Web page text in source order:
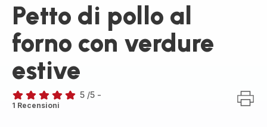
Petto di pollo al
forno con verdure
estive
Recensione
5 /5 -
1 Recensioni